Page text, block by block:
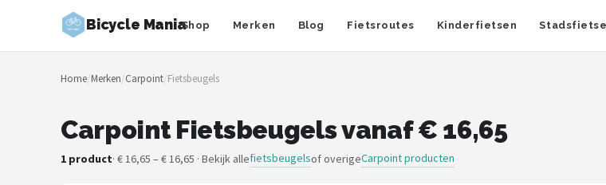
Bicycle ManiaShop Merken Blog Fietsroutes Kinderfietsen
Zoeken
NAVIGATIE
Merken
Home/Merken/Carpoint/Fietsbeugels
Carpoint Fietsbeugels vanaf € 16,65
1 product· € 16,65 – € 16,65 · Bekijk allefietsbeugelsof overigeCarpoint producten